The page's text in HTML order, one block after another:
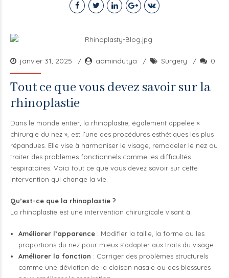
janvier 31, 2025 admindutya Surgery 0
Tout ce que vous devez savoir sur la
rhinoplastie
Dans le monde entier, la rhinoplastie, également appelée «
chirurgie du nez », est l’une des procédures esthétiques les plus
répandues. Elle vise à harmoniser le visage, remodeler le nez ou
traiter des problèmes fonctionnels comme les difficultés
respiratoires. Voici tout ce que vous devez savoir sur cette
intervention qui change la vie.
Qu’est-ce que la rhinoplastie ?
La rhinoplastie est une intervention chirurgicale visant à :
Améliorer l’apparence: Modifier la taille, la forme ou les
proportions du nez pour mieux s’adapter aux traits du visage.
Améliorer la fonction : Corriger des problèmes structurels
comme une déviation de la cloison nasale ou des blessures